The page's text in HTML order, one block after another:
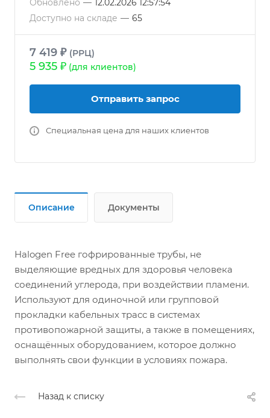
Обновлено — 12.02.2026 12:57:54
Доступно на складе — 65
7 419 ₽ (РРЦ)
5 935 ₽ (для клиентов)
Отправить запрос
Специальная цена для наших клиентов
Описание Документы
Halogen Free гофрированные трубы, не
выделяющие вредных для здоровья человека
соединений углерода, при воздействии пламени.
Используют для одиночной или групповой
прокладки кабельных трасс в системах
противопожарной защиты, а также в помещениях,
оснащённых оборудованием, которое должно
выполнять свои функции в условиях пожара.
Назад к списку